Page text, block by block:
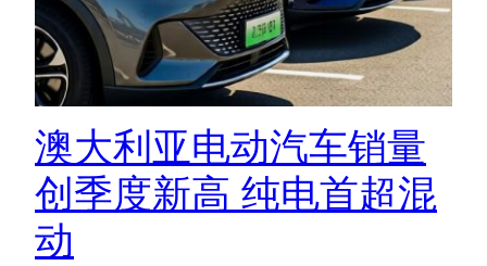
澳大利亚电动汽车销量
创季度新高 纯电首超混
动